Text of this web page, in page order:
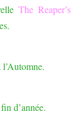
The Reaper’s
d’année.